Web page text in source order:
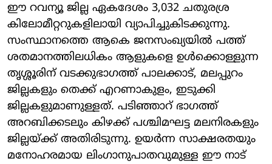
ഈ റവന്യൂ ജില്ല ഏകദേശം 3,032 ചതുരശ്ര
കിലോമീറ്ററുകളിലായി വ്യാപിച്ചുകിടക്കുന്നു.
സംസ്ഥാനത്തെ ആകെ ജനസംഖ്യയിൽ പത്ത്
ശതമാനത്തിലധികം ആളുകളെ ഉൾക്കൊള്ളുന്ന
തൃശ്ശൂരിന് വടക്കുഭാഗത്ത് പാലക്കാട്, മലപ്പുറം
ജില്ലകളും തെക്ക് എറണാകുളം, ഇടുക്കി
ജില്ലകളുമാണുള്ളത്. പടിഞ്ഞാറ് ഭാഗത്ത്
അറബിക്കടലും കിഴക്ക് പശ്ചിമഘട്ട മലനിരകളും
ജില്ലയ്ക്ക് അതിരിടുന്നു. ഉയർന്ന സാക്ഷരതയും
മനോഹരമായ ലിംഗാനുപാതവുമുള്ള ഈ നാട്